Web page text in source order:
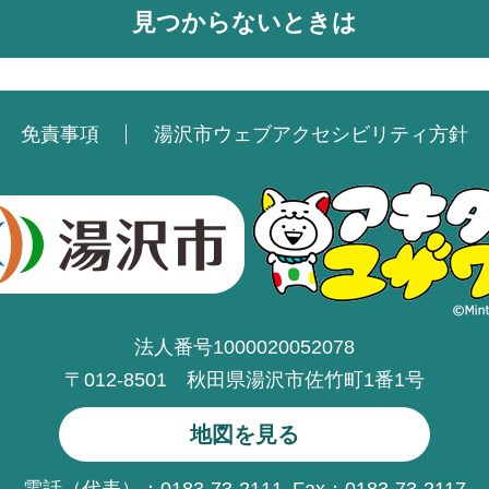
見つからないときは
免責事項 湯沢市ウェブアクセシビリティ方針
法人番号1000020052078
〒012-8501 秋田県湯沢市佐竹町1番1号
地図を見る